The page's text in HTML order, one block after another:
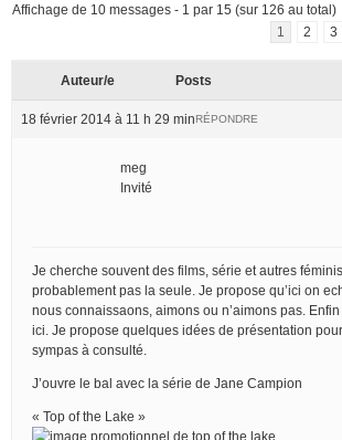
Affichage de 10 messages - 1 par 15 (sur 126 au total)
1
2 3
Auteur/e Posts
18 février 2014 à 11 h 29 minRÉPONDRE
meg
Invité
Je cherche souvent des films, série et autres
probablement pas la seule. Je propose qu’ici on
nous connaissaons, aimons ou n’aimons pas.
ici. Je propose quelques idées de présentation
sympas à consulté.
J’ouvre le bal avec la série de Jane Campion
« Top of the Lake »